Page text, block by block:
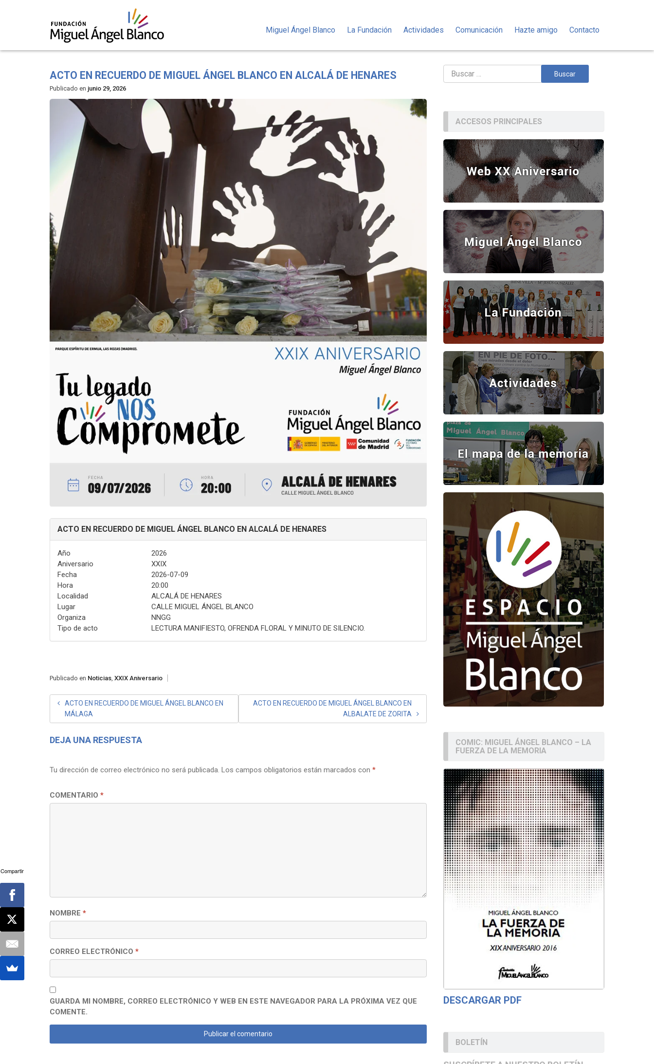
Miguel Ángel Blanco La Fundación Actividades Comunicación Hazte amigo Contacto
ACTO EN RECUERDO DE MIGUEL ÁNGEL BLANCO EN ALCALÁ DE HENARES
Publicado en junio 29, 2026
ACTO EN RECUERDO DE MIGUEL ÁNGEL BLANCO EN ALCALÁ DE HENARES
Año
2026
Aniversario
XXIX
Fecha
2026-07-09
Hora
20:00
Localidad
ALCALÁ DE HENARES
Lugar
CALLE MIGUEL ÁNGEL BLANCO
Organiza
NNGG
Tipo de acto
LECTURA MANIFIESTO, OFRENDA FLORAL Y MINUTO DE SILENCIO.
Publicado en Noticias XXIX Aniversario
NAVEGACIÓN
DE
ENTRADAS
ACTO EN RECUERDO DE MIGUEL ÁNGEL BLANCO EN
MÁLAGA
ACTO EN RECUERDO DE MIGUEL ÁNGEL BLANCO EN
ALBALATE DE ZORITA
DEJA UNA RESPUESTA
Tu dirección de correo electrónico no será publicada. Los campos obligatorios están marcados con *
COMENTARIO *
NOMBRE *
CORREO ELECTRÓNICO *
GUARDA MI NOMBRE, CORREO ELECTRÓNICO Y WEB EN ESTE NAVEGADOR PARA LA PRÓXIMA VEZ QUE
COMENTE.
Buscar:
ACCESOS PRINCIPALES
COMIC: MIGUEL ÁNGEL BLANCO – LA
FUERZA DE LA MEMORIA
DESCARGAR PDF
BOLETÍN
Compartir